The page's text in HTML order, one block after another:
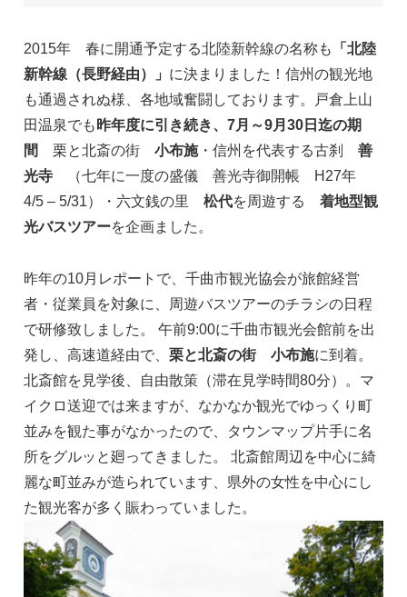
2015年 春に開通予定する北陸新幹線の名称も
「北陸
新幹線（長野経由）」 に決まりました！信州の観光地
も通過されぬ様、各地域奮闘しております。戸倉上山
田温泉でも 昨年度に引き続き、7月～9月30日迄の期
間
栗と北斎の街 小布施・信州を代表する古刹 善
光寺 （七年に一度の盛儀 善光寺御開帳 H27年
4/5 – 5/31）・六文銭の里 松代を周遊する 着地型観
光バスツアーを企画ました。
昨年の10月レポートで、千曲市観光協会が旅館経営
者・従業員を対象に、周遊バスツアーのチラシの日程
で研修致しました。 午前9:00に千曲市観光会館前を出
発し、高速道経由で、 栗と北斎の街 小布施に到着。
北斎館を見学後、自由散策（滞在見学時間80分）。マ
イクロ送迎では来ますが、なかなか観光でゆっくり町
並みを観た事がなかったので、タウンマップ片手に名
所をグルッと廻ってきました。 北斎館周辺を中心に綺
麗な町並みが造られています、県外の女性を中心にし
た観光客が多く賑わっていました。